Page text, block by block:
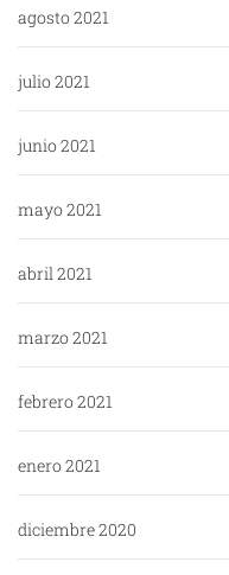
agosto 2021
julio 2021
junio 2021
mayo 2021
abril 2021
marzo 2021
febrero 2021
enero 2021
diciembre 2020